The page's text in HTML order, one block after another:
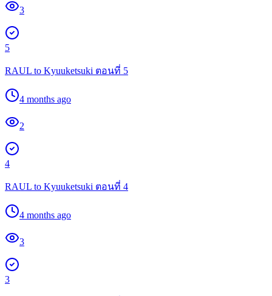
3
5
RAUL to Kyuuketsuki ตอนที่ 5
4 months ago
2
4
RAUL to Kyuuketsuki ตอนที่ 4
4 months ago
3
3